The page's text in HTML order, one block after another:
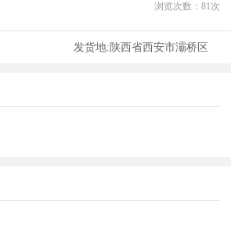
浏览次数： 81次
发货地:陕西省西安市灞桥区